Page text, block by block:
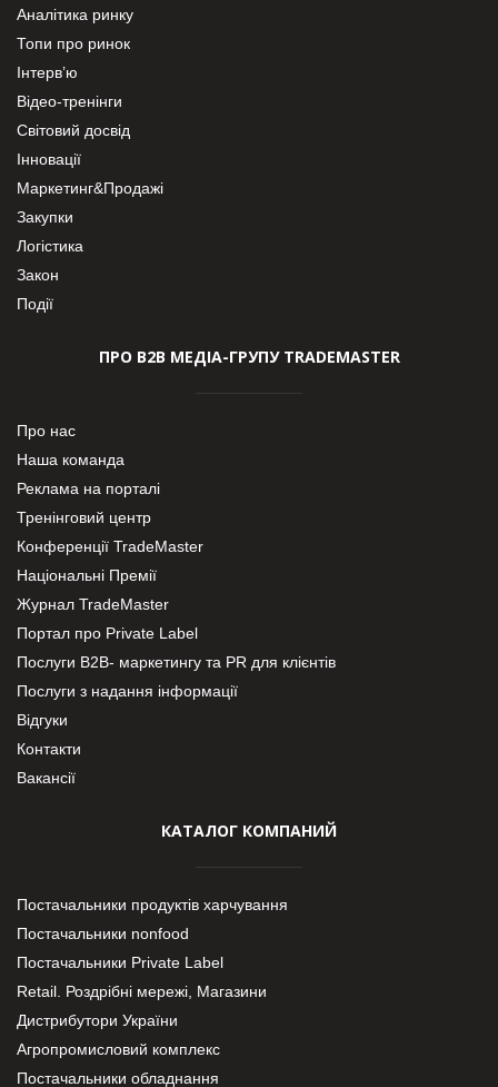
Аналітика ринку
Топи про ринок
Інтерв’ю
Відео-тренінги
Світовий досвід
Інновації
Маркетинг&Продажі
Закупки
Логістика
Закон
Події
ПРО В2В МЕДІА-ГРУПУ TRADEMASTER
Про нас
Наша команда
Реклама на порталі
Тренінговий центр
Конференції TradeMaster
Національні Премії
Журнал TradeMaster
Портал про Private Label
Послуги В2В- маркетингу та PR для клієнтів
Послуги з надання інформації
Відгуки
Контакти
Вакансії
КАТАЛОГ КОМПАНИЙ
Постачальники продуктів харчування
Постачальники nonfood
Постачальники Private Label
Retail. Роздрібні мережі, Магазини
Дистрибутори України
Агропромисловий комплекс
Постачальники обладнання